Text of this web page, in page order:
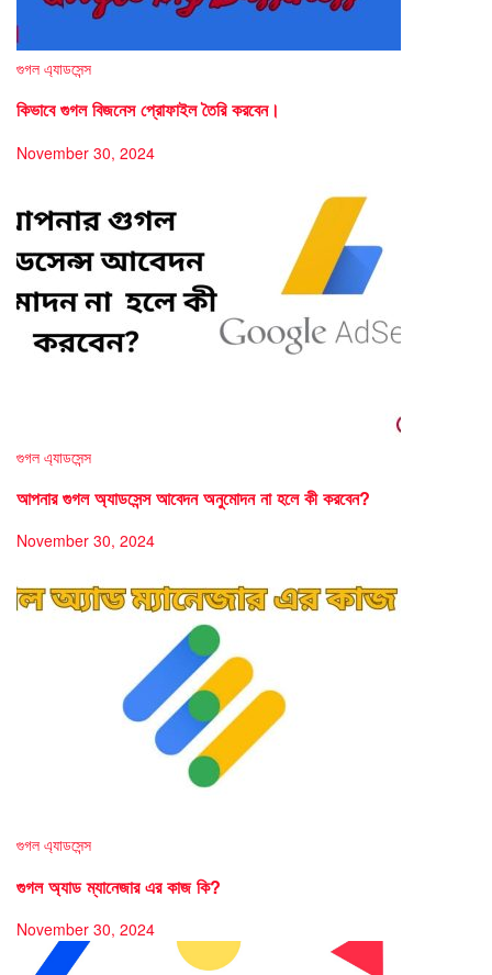
গুগল এ্যাডসেন্স
কিভাবে গুগল বিজনেস প্রোফাইল তৈরি করবেন।
November 30, 2024
গুগল এ্যাডসেন্স
আপনার গুগল অ্যাডসেন্স আবেদন অনুমোদন না হলে কী করবেন?
November 30, 2024
গুগল এ্যাডসেন্স
গুগল অ্যাড ম্যানেজার এর কাজ কি?
November 30, 2024